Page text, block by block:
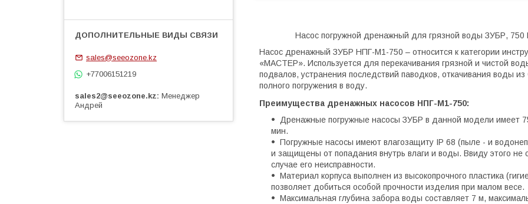
Насос погружной дренажный для грязной воды ЗУБР,
Насос дренажный ЗУБР НПГ-М1-750 – относится к категории
«МАСТЕР». Используется для перекачивания грязной и чистой
подвалов, устранения последствий паводков, откачивания воды
полного погружения в воду.
Преимущества дренажных насосов НПГ-М1-750:
Дренажные погружные насосы ЗУБР в данной модели имеет
мин.
Погружные насосы имеют влагозащиту IP 68 (пыле - и
и защищены от попадания внутрь влаги и воды. Ввиду этого не
случае его неисправности.
Материал корпуса выполнен из высокопрочного пластика
позволяет добиться особой прочности изделия при малом весе.
Максимальная глубина забора воды составляет 7 м,
sales@seeozone.kz
+77006151219
sales2@seeozone.kz Менеджер
Андрей